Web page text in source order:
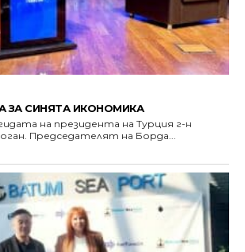
ЗА СИНЯТА ИКОНОМИКА
на президента на Турция г-н
Реджеб Таийп Ердоган. Председателят на Борда...